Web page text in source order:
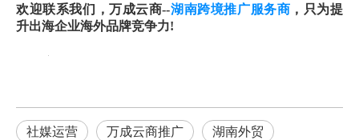
欢迎联系我们，万成云商--湖南跨境推广服务商 ，只为提
升出海企业海外品牌竞争力!
社媒运营 万成云商推广 湖南外贸